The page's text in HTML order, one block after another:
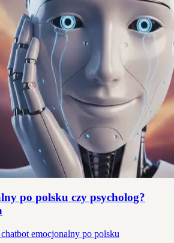
po polsku czy psycholog?
emocjonalny po polsku